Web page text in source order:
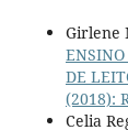
Girlene
DE
(2018):
Celia